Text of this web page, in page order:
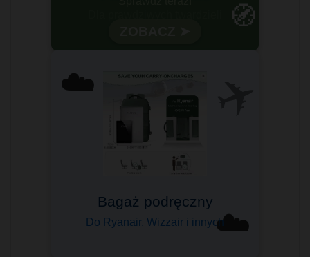
🧭
☁️
☁️
Bagaż podręczny
Do Ryanair, Wizzair i innych